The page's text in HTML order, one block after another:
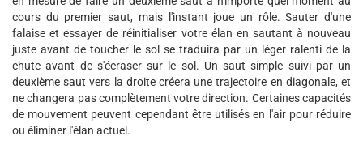
cours du premier saut, mais l'instant joue un rôle. Sauter d'une
falaise et essayer de réinitialiser votre élan en sautant à nouveau
juste avant de toucher le sol se traduira par un léger ralenti de la
chute avant de s'écraser sur le sol. Un saut simple suivi par un
deuxième saut vers la droite créera une trajectoire en diagonale, et
ne changera pas complètement votre direction. Certaines capacités
de mouvement peuvent cependant être utilisés en l'air pour réduire
ou éliminer l'élan actuel.